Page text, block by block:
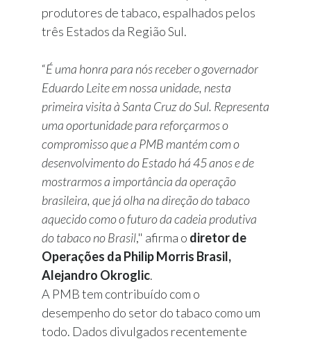
produtores de tabaco, espalhados pelos
três Estados da Região Sul.
“É uma honra para nós receber o governador
Eduardo Leite em nossa unidade, nesta
primeira visita à Santa Cruz do Sul. Representa
uma oportunidade para reforçarmos o
compromisso que a PMB mantém com o
desenvolvimento do Estado há 45 anos e de
mostrarmos a importância da operação
brasileira, que já olha na direção do tabaco
aquecido como o futuro da cadeia produtiva
do tabaco no Brasil," afirma o diretor de
Operações da Philip Morris Brasil,
Alejandro Okroglic.
A PMB tem contribuído com o
desempenho do setor do tabaco como um
todo. Dados divulgados recentemente